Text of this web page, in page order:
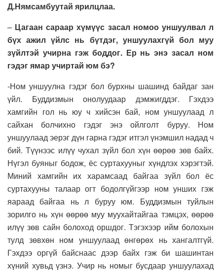
Д.Нямсамбуутай ярилцлаа.
– Цагаан сараар хүмүүс засал номоо уншуулвал л
бүх ажил үйлс нь бүтдэг, уншуулахгүй бол муу
зүйлтэй учирна гэж боддог. Ер нь энэ засал ном
гэдэг ямар учиртай юм бэ?
-Ном уншуулна гэдэг бол бурхны шашинд байдаг зан
үйл. Буддизмын онолуудаар дэмжигддэг. Гэхдээ
хамгийн гол нь юу ч хийсэн бай, ном уншуулаад л
сайхан болчихно гэдэг энэ ойлголт буруу. Ном
уншуулаад эерэг дүн гарна гэдэг итгэл үнэмшил надад ч
бий. Түүнээс илүү чухал зүйл бол хүн өөрөө зөв байх.
Нүгэл буяныг бодож, ёс суртахууныг хүндлэх хэрэгтэй.
Миний хамгийн их харамсаад байгаа зүйл бол ёс
суртахууны талаар огт бодолгүйгээр ном унших гэж
яараад байгаа нь л буруу юм. Буддизмын туйлын
зорилго нь хүн өөрөө муу муухайтайгаа тэмцэх, өөрөө
илүү зөв сайн болоход оршдог. Тэгэхээр ийм болохын
тулд зөвхөн ном уншуулаад өнгөрөх нь хангалтгүй.
Гэхдээ оргүй байснаас дээр байх гэж би шашинтан
хүний хувьд үзнэ. Учир нь номыг бусдаар уншуулахад